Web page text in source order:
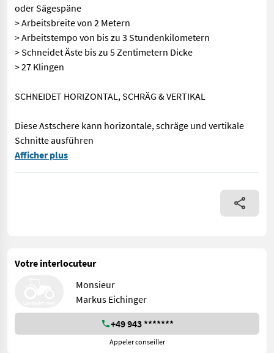
oder Sägespäne
> Arbeitsbreite von 2 Metern
> Arbeitstempo von bis zu 3 Stundenkilometern
> Schneidet Äste bis zu 5 Zentimetern Dicke
> 27 Klingen
SCHNEIDET HORIZONTAL, SCHRÄG & VERTIKAL
Diese Astschere kann horizontale, schräge und vertikale
Schnitte ausführen
> Geringes Eigengewicht von 100 kg > Nur geringer Ölfluss
Afficher plus
Votre interlocuteur
Monsieur
Markus Eichinger
+49 943 *******
Appeler conseiller